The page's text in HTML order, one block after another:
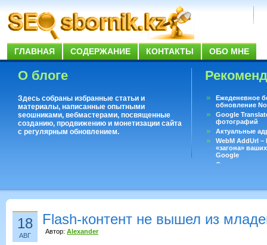
ГЛАВНАЯ СОДЕРЖАНИЕ КОНТАКТЫ ОБО МНЕ
О блоге
Здесь собраны избранные статьи и
материалы, написанные опытными
seoшниками, вебмастерами, посвященные
созданию, продвижению и монетизации сайта
с регулярным обновлением.
Ежеденевное
обновление
Google
фотографий
Актуальные
WebM AddUrl
«загона»
Google
Существует
18
АВГ
Flash-контент не вышел из
Автор: Alexander